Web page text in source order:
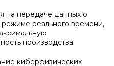
на передаче данных о
реального времени,
производства.
киберфизических